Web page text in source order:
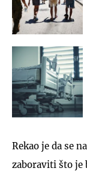
Rekao je da se
zaboraviti što je